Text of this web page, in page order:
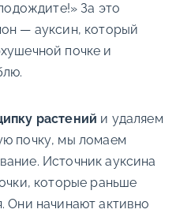
За это
— ауксин, который
почке и
растений и удаляем
почку, мы ломаем
Источник ауксина
которые раньше
Они начинают активно